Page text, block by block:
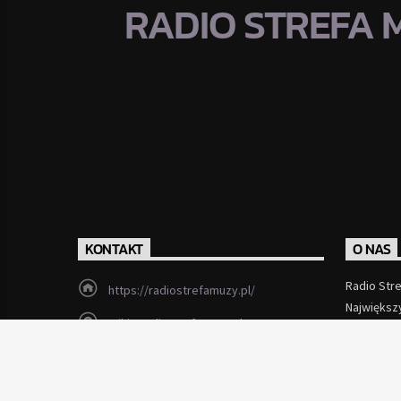
RADIO STREFA
KONTAKT
https://radiostrefamuzy.pl/
miki@radiostrefamuzy.pl
O NAS
Radio